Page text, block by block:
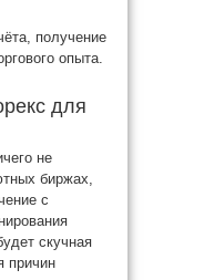
получение
опыта.
для
не
биржах,
с
скучная
причин